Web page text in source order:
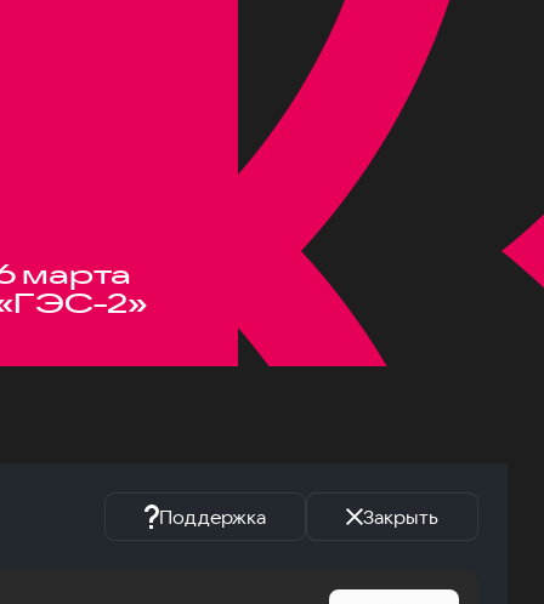
марта
2»
Поддержка Закрыть